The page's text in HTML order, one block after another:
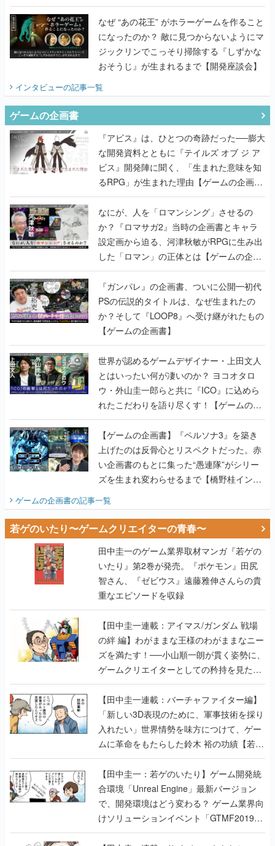
てみた
なぜ “あの花王” がホラーゲームを作ること
になったのか？ 敵に見つからないようにマ
ジックリンでこっそり掃除する『しずかな
おそうじ』が生まれるまで【開発座談会】
インタビューの記事一覧
ゲームの企画書
『アビス』は、ひとつの奇跡だった──膨大
な開発資料とともに『テイルズ オブ ジ ア
ビス』開発陣に聞く、「生まれた意味を知
るRPG」が生まれた理由【ゲームの企画
書】
なにが、人を「ロマンシング」させるの
か？『ロマサガ2』当時の企画書とキャラ
設定画から迫る、河津秋敏がRPGに生み出
した「ロマン」の正体とは【ゲームの企画
書】
『ガンパレ』の企画書、ついに公開━初代
PSの伝説的タイトルは、なぜ生まれたの
か？そして『LOOP8』へ受け継がれたもの
【ゲームの企画書】
世界が認めるゲームデザイナー・上田文人
とはいったい何が凄いのか？ ヨコオタロ
ウ・外山圭一郎らと共に『ICO』に込めら
れたこだわりを語り尽くす！【ゲームの企
画書】
【ゲームの企画書】『ペルソナ3』を築き
上げたのは反骨心とリスペクトだった。赤
い企画書のもとに集った“愚連隊”がシリー
ズを生まれ変わらせるまで【橋野桂インタ
ビュー】
ゲームの企画書の記事一覧
若ゲのいたり〜ゲームクリエイターの青春〜
田中圭一のゲーム業界取材マンガ『若ゲの
いたり』第2巻が発売。『ポケモン』田尻
智さん、『ゼビウス』遠藤雅伸さんらの貴
重なエピソードを収録
【田中圭一連載：アイマス/ガンダム 戦場
の絆 編】わがままな王様のわがままなニー
ズを満たす！──小山順一朗が貫く姿勢に、
ゲームクリエイターとしての矜持を見た
【若ゲのいたり最終回】
【田中圭一連載：バーチャファイター編】
「新しい3D表現のために、軍事技術を採り
入れたい」世界情勢を味方につけて、ゲー
ムに革命をもたらした鈴木 裕の功績【若ゲ
のいたり】
【田中圭一：若ゲのいたり】ゲーム開発統
合環境「Unreal Engine」最新バージョン
で、開発環境はどう変わる？ ゲーム業界向
けソリューションイベント「GTMF2019」
に行って、より理解を深めよう【PR】